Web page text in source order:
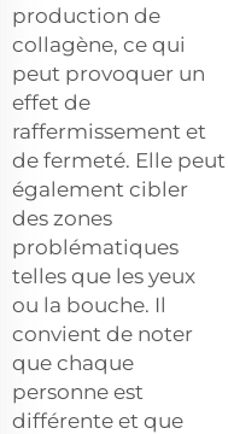
production de
collagène, ce qui
peut provoquer un
effet de
raffermissement et
de fermeté. Elle peut
également cibler
des zones
problématiques
telles que les yeux
ou la bouche. Il
convient de noter
que chaque
personne est
différente et que